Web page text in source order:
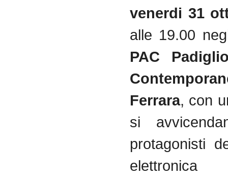
venerdi 31
alle 19.00
PAC
Ferrara, con
si
protagonisti
elettronica